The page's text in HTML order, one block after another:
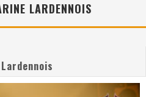
Tove Lo était de passage au MTELUS
LARDENNOIS